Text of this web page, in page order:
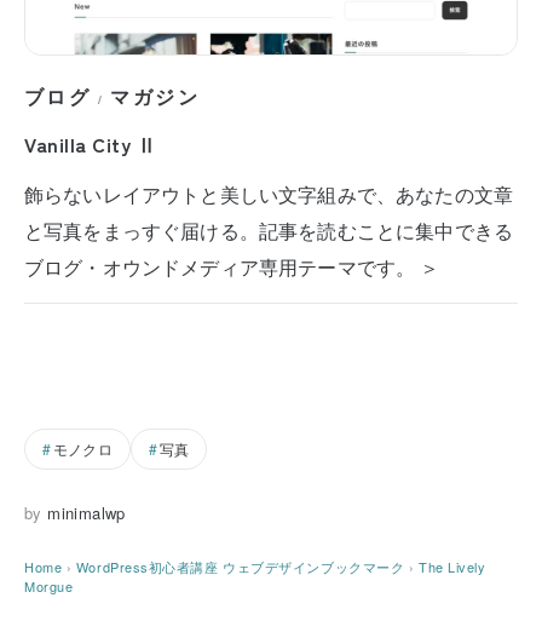
ブログ / マガジン
Vanilla City Ⅱ
飾らないレイアウトと美しい文字組みで、あなたの文章
と写真をまっすぐ届ける。記事を読むことに集中できる
ブログ・オウンドメディア専用テーマです。 ＞
モノクロ 写真
by minimalwp
Home › WordPress初心者講座 ウェブデザインブックマーク › The Lively
Morgue